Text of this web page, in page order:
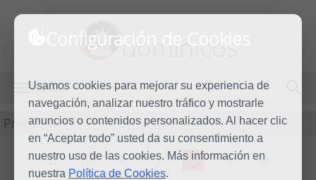
Configuración de Cookies
Usamos cookies para mejorar su experiencia de
navegación, analizar nuestro tráfico y mostrarle
anuncios o contenidos personalizados. Al hacer clic
en “Aceptar todo” usted da su consentimiento a
nuestro uso de las cookies. Más información en
nuestra Política de Cookies.
dominicos
MENÚ
Predicación
L M X J V S D